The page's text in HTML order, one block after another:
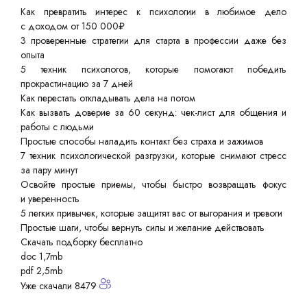
Как превратить интерес к психологии в любимое дело
с доходом от 150 000₽
3 проверенные стратегии для старта в профессии даже без
опыта
5 техник психологов, которые помогают победить
прокрастинацию за 7 дней
Как перестать откладывать дела на потом
Как вызвать доверие за 60 секунд: чек-лист для общения и
работы с людьми
Простые способы наладить контакт без страха и зажимов
7 техник психологической разгрузки, которые снимают стресс
за пару минут
Освойте простые приемы, чтобы быстро возвращать фокус
и уверенность
5 легких привычек, которые защитят вас от выгорания и тревоги
Простые шаги, чтобы вернуть силы и желание действовать
Скачать подборку бесплатно
doc 1,7mb
pdf 2,5mb
Уже скачали 8479